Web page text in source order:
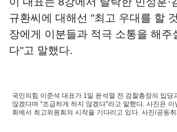
규환씨에 대해선 "최고 우대를 할
장에게 이분들과 적극 소통을 해주
다"고 말했다.
국민의힘 이준석 대표가 1일 윤석열 전 검찰총장의 입당
않겠다며 "조급하게 하지 않겠다"라고 말했다. 사진은
회에서 최고위원회의 시작을 기다리고 있다. 사진/공동